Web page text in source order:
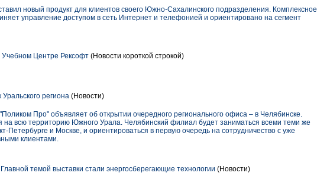
новый продукт для клиентов своего Южно-Сахалинского подразделения. Комплексное
управление доступом в сеть Интернет и телефонией и ориентировано на сегмент
Учебном Центре Рексофт (Новости короткой строкой)
региона (Новости)
Про" объявляет об открытии очередного регионального офиса – в Челябинске.
на всю территорию Южного Урала. Челябинский филиал будет заниматься всеми теми же
и Москве, и ориентироваться в первую очередь на сотрудничество с уже
клиентами.
темой выставки стали энергосберегающие технологии (Новости)